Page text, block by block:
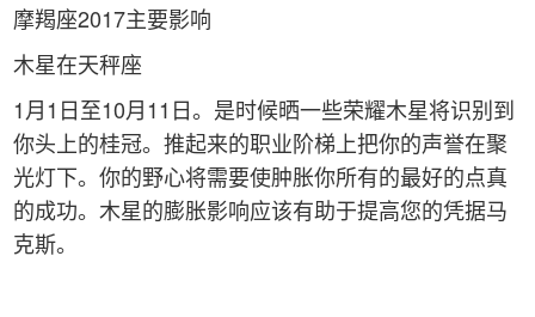
摩羯座2017主要影响
木星在天秤座
1月1日至10月11日。是时候晒一些荣耀木星将识别到
你头上的桂冠。推起来的职业阶梯上把你的声誉在聚
光灯下。你的野心将需要使肿胀你所有的最好的点真
的成功。木星的膨胀影响应该有助于提高您的凭据马
克斯。